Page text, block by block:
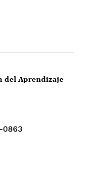
del Aprendizaje
0863